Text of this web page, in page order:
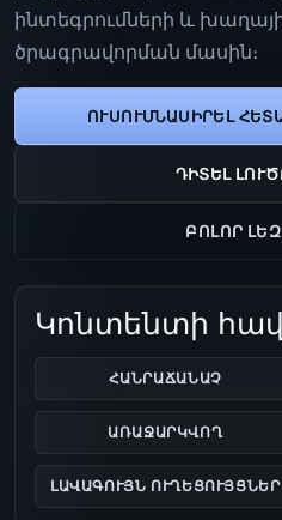
ինտեգրումների և
ծրագրավորման մասին։
ՈՒՍՈՒՄՆԱՍԻՐԵԼ
ԴԻՏԵԼ
ԲՈԼՈՐ
Կոնտենտի
ՀԱՆՐԱՃԱՆԱՉ
ԱՌԱՋԱՐԿՎՈՂ
ԼԱՎԱԳՈՒՅՆ ՈՒՂԵՑՈՒՅՑՆԵՐ